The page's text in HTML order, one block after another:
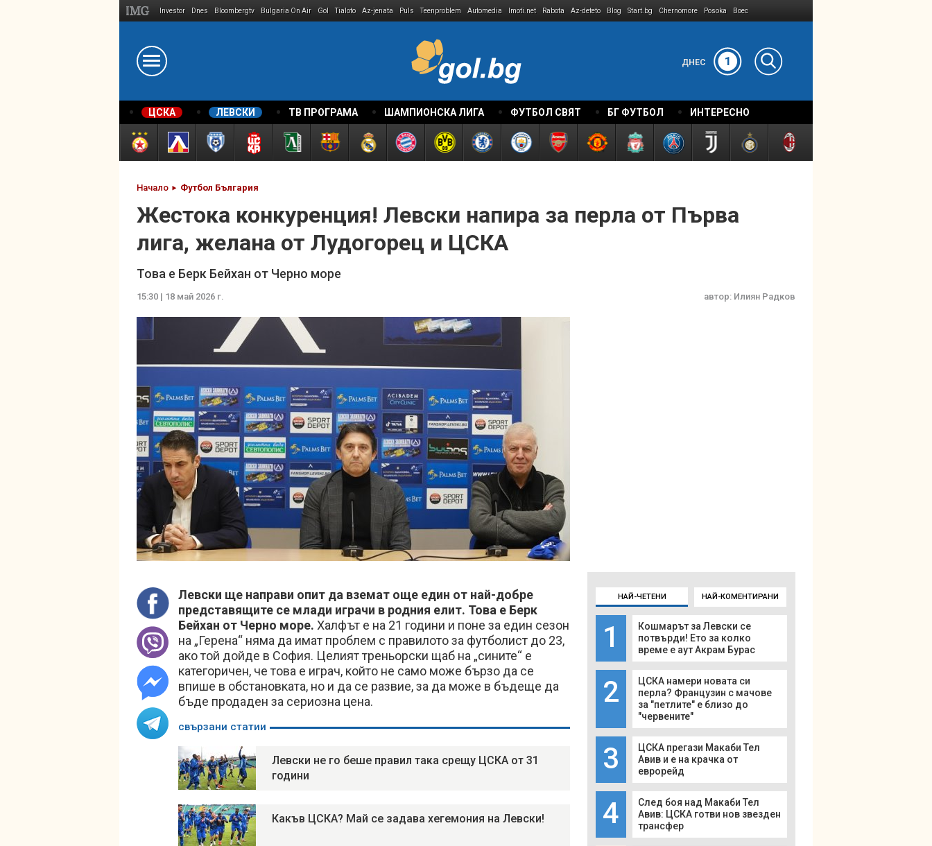
Investor Dnes Bloombergtv Bulgaria On Air Gol Tialoto Az-jenata Puls Teenproblem Automedia Imoti.net Rabota Az-deteto Blog Start.bg Chernomore Posoka Boec
ДНЕС 1
ЦСКА ЛЕВСКИ ТВ ПРОГРАМА ШАМПИОНСКА ЛИГА ФУТБОЛ СВЯТ БГ ФУТБОЛ ИНТЕРЕСНО
Начало Футбол България
Жестока конкуренция! Левски напира за перла от Първа
лига, желана от Лудогорец и ЦСКА
Това е Берк Бейхан от Черно море
15:30 | 18 май 2026 г. автор: Илиян Радков
Левски ще направи опит да вземат още един от най-добре
представящите се млади играчи в родния елит. Това е Берк
Бейхан от Черно море. Халфът е на 21 години и поне за един сезон
на „Герена“ няма да имат проблем с правилото за футболист до 23,
ако той дойде в София. Целият треньорски щаб на „сините“ е
категоричен, че това е играч, който не само може бързо да се
впише в обстановката, но и да се развие, за да може в бъдеще да
бъде продаден за сериозна цена.
свързани статии
Левски не го беше правил така срещу ЦСКА от 31
години
Какъв ЦСКА? Май се задава хегемония на Левски!
НАЙ-ЧЕТЕНИ НАЙ-КОМЕНТИРАНИ
1
Кошмарът за Левски се
потвърди! Ето за колко
време е аут Акрам Бурас
2
ЦСКА намери новата си
перла? Французин с мачове
за "петлите" е близо до
"червените"
3
ЦСКА прегази Макаби Тел
Авив и е на крачка от
еврорейд
4
След боя над Макаби Тел
Авив: ЦСКА готви нов звезден
трансфер